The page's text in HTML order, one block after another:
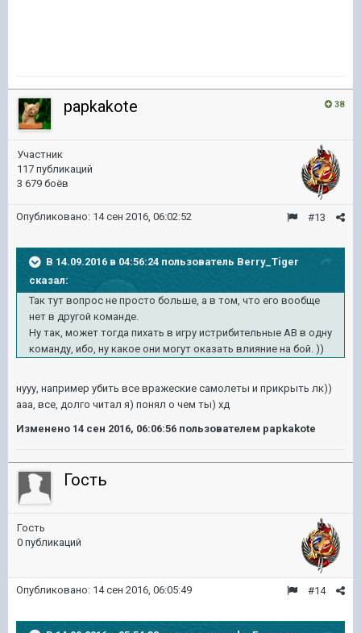
38
papkakote
Участник
117 публикаций
3 679 боёв
#13
Опубликовано: 14 сен 2016, 06:02:52
В 14.09.2016 в 04:56:24 пользователь Berry_Tiger
сказал:
Так тут вопрос не просто больше, а в том, что его вообще
нет в другой команде.
Ну так, может тогда пихать в игру истрибительные АВ в одну
команду, ибо, ну какое они могут оказать влияние на бой. ))
нууу, например убить все вражеские самолеты и прикрыть лк))
ааа, все, долго читал я) понял о чем ты) хд
Изменено 14 сен 2016, 06:06:56 пользователем papkakote
Гость
Гость
0 публикаций
#14
Опубликовано: 14 сен 2016, 06:05:49